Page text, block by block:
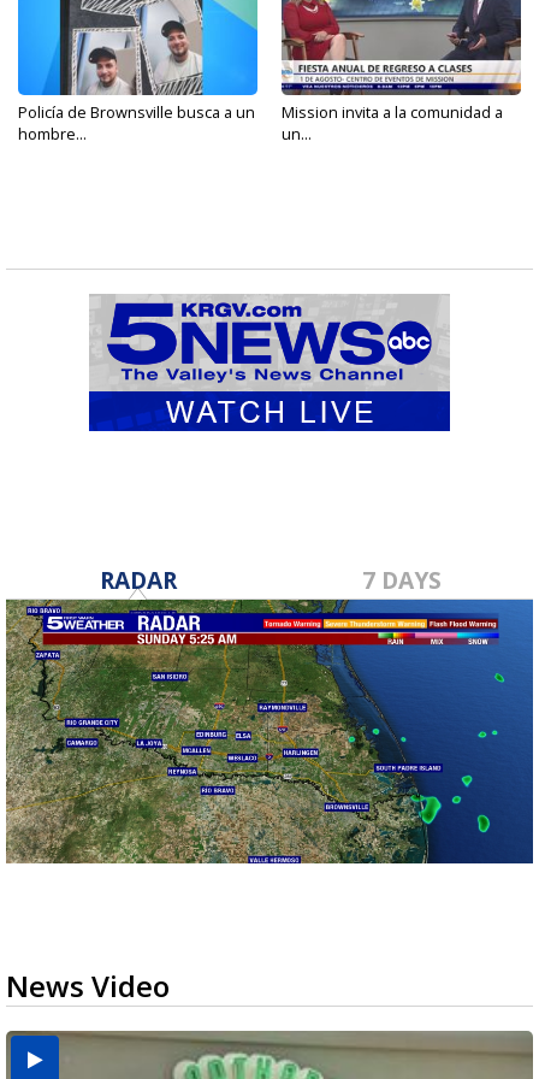
Policía de Brownsville busca a un
hombre...
Mission invita a la comunidad a
un...
RADAR 7 DAYS
News Video